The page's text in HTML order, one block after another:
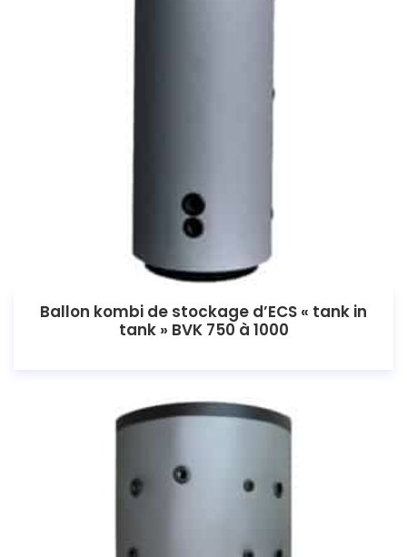
Ballon kombi de stockage d’ECS « tank in
tank » BVK 750 à 1000